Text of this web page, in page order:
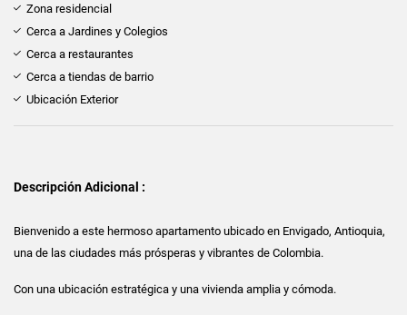
Zona residencial
Cerca a Jardines y Colegios
Cerca a restaurantes
Cerca a tiendas de barrio
Ubicación Exterior
Descripción Adicional :
Bienvenido a este hermoso apartamento ubicado en Envigado, Antioquia,
una de las ciudades más prósperas y vibrantes de Colombia.
Con una ubicación estratégica y una vivienda amplia y cómoda.